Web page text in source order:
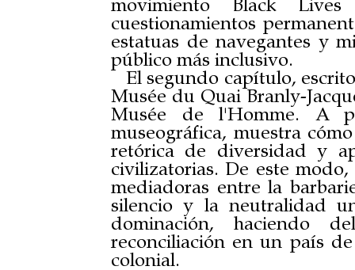
movimiento Black
cuestionamientos
estatuas de navegantes y
público más inclusivo.
El segundo capítulo,
Musée du Quai Branly-
Musée de l'Homme. A
museográfica, muestra
retórica de diversidad y
civilizatorias. De este
mediadoras entre la
silencio y la neutralidad
dominación, haciendo
reconciliación en un país
colonial.